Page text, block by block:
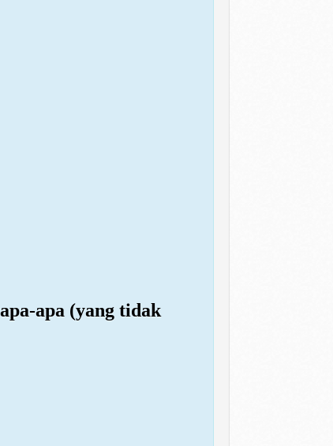
apa (yang tidak